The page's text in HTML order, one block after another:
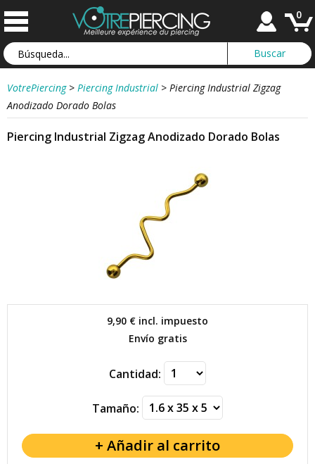
0
VotrePiercing > Piercing Industrial > Piercing Industrial Zigzag
Anodizado Dorado Bolas
Piercing Industrial Zigzag Anodizado Dorado Bolas
9,90 € incl. impuesto
Envío gratis
Cantidad:
Tamaño: